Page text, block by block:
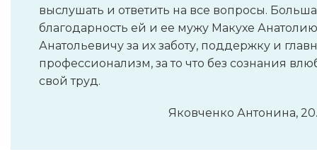
выслушать и ответить на все вопросы.
благодарность ей и ее мужу Макухе Анатолию
Анатольевичу за их заботу, поддержку и
профессионализм, за то что без сознания
свой труд.
Яковченко Антонина,